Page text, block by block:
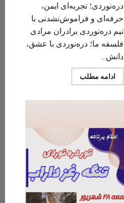
دره‌نوردی؛ تجربه‌ای ایمن،
حرفه‌ای و فراموش‌نشدنی با
تیم دره‌نوردی برادران مرادی
فلسفه ما؛ دره‌نوردی با عشق،
دانش...
ادامه مطلب
more
فراموش‌نشدنی